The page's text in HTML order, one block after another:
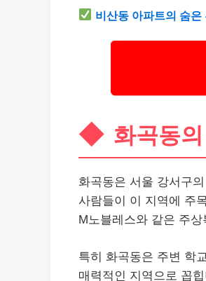
비산동 아파트의 숨은
화곡동
화곡동은 서울 강서구
사람들이 이 지역에 주
M노블레스와 같은 주
특히 화곡동은 주변 학
매력적인 지역으로 꼽